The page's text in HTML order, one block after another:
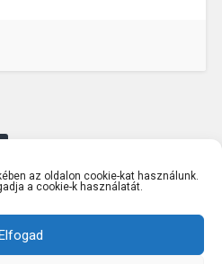
az oldalon cookie-kat használunk.
a cookie-k használatát.